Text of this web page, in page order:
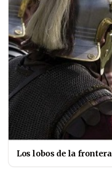
Los lobos de la frontera